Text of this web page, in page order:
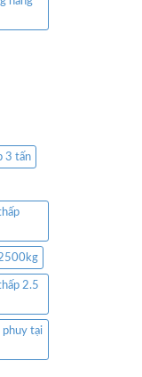
3 tấn
2.5
phuy tại